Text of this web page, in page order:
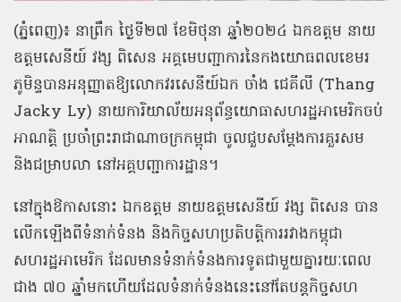
(ភ្នំពេញ)៖ នាព្រឹក ថ្ងៃទី២៧ ខែមិថុនា ឆ្នាំ២០២៤ ឯកឧត្តម នាយ
ឧត្ដមសេនីយ៍ វង្ស ពិសេន អគ្គមេបញ្ជាការនៃកងយោធពលខេមរ
ភូមិន្ទបានអនុញ្ញាតឱ្យលោកវរសេនីយ៍ឯក ចាំង ជេគីលី (Thang
Jacky Ly) នាយការិយាល័យអនុព័ន្ធយោធាសហរដ្ឋអាមេរិកចប់
អាណត្តិ ប្រចាំព្រះរាជាណាចក្រកម្ពុជា ចូលជួបសម្តែងការគួរសម
និងជម្រាបលា នៅអគ្គបញ្ជាការដ្ឋាន។
នៅក្នុងឱកាសនោះ ឯកឧត្តម នាយឧត្តមសេនីយ៍ វង្ស ពិសេន បាន
លើកឡើងពីទំនាក់ទំនង និងកិច្ចសហប្រតិបត្តិការរវាងកម្ពុជា
សហរដ្ឋអាមេរិក ដែលមានទំនាក់ទំនងការទូតជាមួយគ្នារយៈពេល
ជាង ៧០ ឆ្នាំមកហើយដែលទំនាក់ទំនងនេះនៅតែបន្តកិច្ចសហ